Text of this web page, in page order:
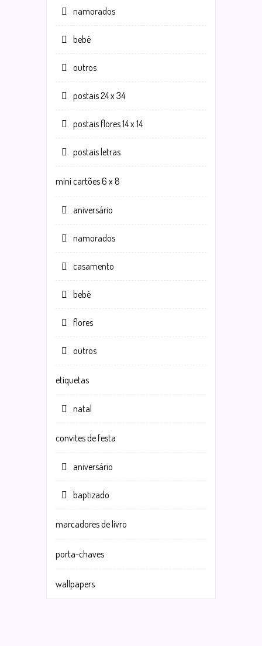
namorados
bebé
outros
postais 24 x 34
postais flores 14 x 14
postais letras
mini cartões 6 x 8
aniversário
namorados
casamento
bebé
flores
outros
etiquetas
natal
convites de festa
aniversário
baptizado
marcadores de livro
porta-chaves
wallpapers